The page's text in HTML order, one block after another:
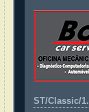
ST/Classic/